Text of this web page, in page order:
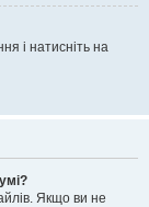
і натисніть на
Якщо ви не